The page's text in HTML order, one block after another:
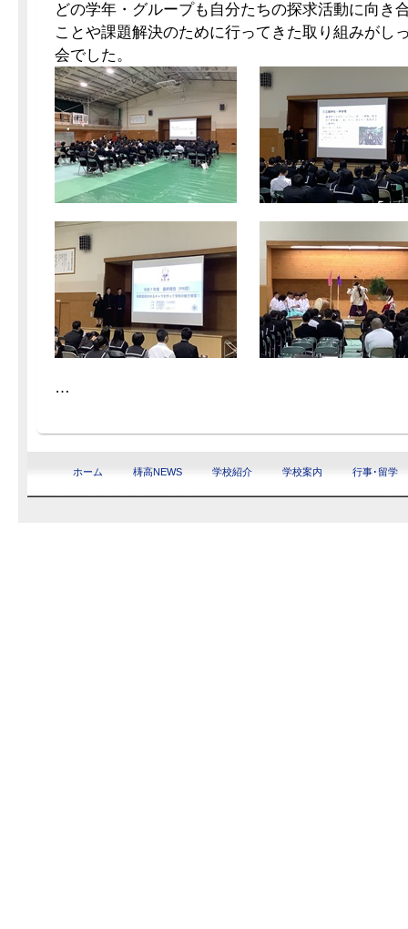
どの学年・グループも自分たちの探求活動に向き
ことや課題解決のために行ってきた取り組みがし
会でした。
…
ホーム 梼高NEWS 学校紹介 学校案内 行事･留学